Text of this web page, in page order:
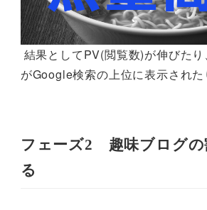
結果としてPV(閲覧数)が伸びた
がGoogle検索の上位に表示された
フェーズ2 趣味ブログの
る